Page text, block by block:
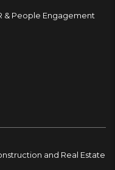
& People Engagement
and Real Estate